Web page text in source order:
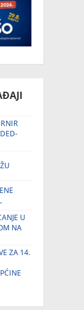
U
NA
ZA 14.